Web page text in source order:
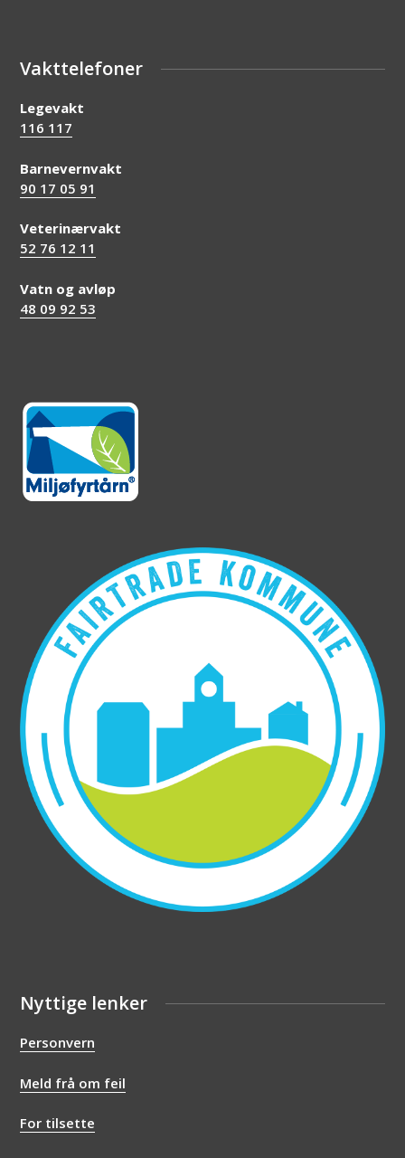
Vakttelefoner
Legevakt
116 117
Barnevernvakt
90 17 05 91
Veterinærvakt
52 76 12 11
Vatn og avløp
48 09 92 53
Nyttige lenker
Personvern
Meld frå om feil
For tilsette